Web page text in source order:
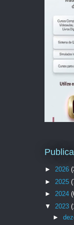
► 2026
► 2025
► 2024
▼ 2023
►